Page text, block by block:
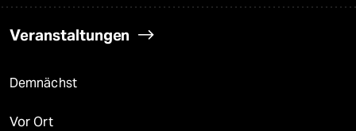
Veranstaltungen
Demnächst
Vor Ort